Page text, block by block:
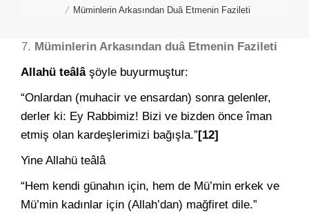
Müminlerin Arkasından Duâ Etmenin Fazileti
Müminlerin Arkasından duâ Etmenin Fazileti
Allahü teâlâşöyle buyurmuştur:
“Onlardan (muhacir ve ensardan) sonra gelenler,
derler ki: Ey Rabbimiz! Bizi ve bizden önce îman
etmiş olan kardeşlerimizi bağışla.”[12]
Yine Allahü teâlâ
“Hem kendi günahın için, hem de Mü’min erkek ve
Mü’min kadınlar için (Allah’dan) mağfiret dile.”